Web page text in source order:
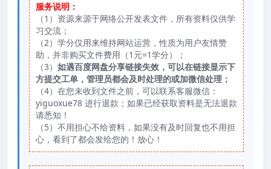
服务说明：
（1）资源来源于网络公开发表文件，所有资料仅供学
习交流；
（2）学分仅用来维持网站运营，性质为用户友情赞
助，并非购买文件费用（1元=1学分）；
（3） 如遇百度网盘分享链接失效，可以在链接显示下
方提交工单，管理员都会及时处理的或加微信处理；
（4）在您未收到文件之前，可以联系客服微信：
yiguoxue78 进行退款；如果已经获取资料是无法退款
请悉知！
（5）不用担心不给资料，如果没有及时回复也不用担
心，看到了都会发给您的！放心！